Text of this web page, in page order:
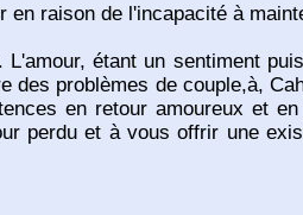
raison de l'incapacité à
étant un sentiment
des problèmes de couple,à,
en retour amoureux et
perdu et à vous offrir une